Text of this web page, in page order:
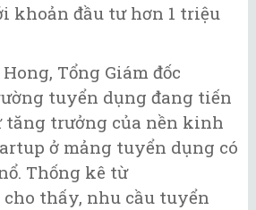
khoản đầu tư hơn 1 triệu
Tổng Giám đốc
tuyển dụng đang tiến
tăng trưởng của nền kinh
ở mảng tuyển dụng có
Thống kê từ
thấy, nhu cầu tuyển